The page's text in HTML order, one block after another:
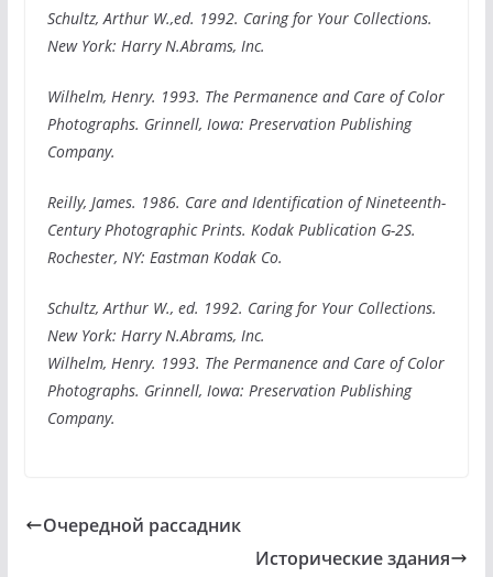
Schultz, Arthur W.,ed. 1992. Caring for Your Collections.
New York: Harry N.Abrams, Inc.
Wilhelm, Henry. 1993. The Permanence and Care of Color
Photographs. Grinnell, Iowa: Preservation Publishing
Company.
Reilly, James. 1986. Care and Identification of Nineteenth-
Century Photographic Prints. Kodak Publication G-2S.
Rochester, NY: Eastman Kodak Co.
Schultz, Arthur W., ed. 1992. Caring for Your Collections.
New York: Harry N.Abrams, Inc.
Wilhelm, Henry. 1993. The Permanence and Care of Color
Photographs. Grinnell, Iowa: Preservation Publishing
Company.
Очередной рассадник
Исторические здания